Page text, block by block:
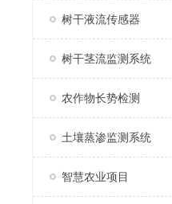
树干液流传感器
树干茎流监测系统
农作物长势检测
土壤蒸渗监测系统
智慧农业项目